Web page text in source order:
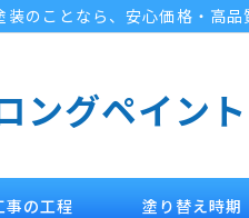
のことなら、安心価格・高
ングペイント
事の工程 塗り替え時期